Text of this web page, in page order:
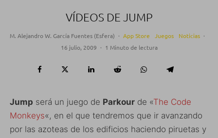
VÍDEOS DE JUMP
M. Alejandro W. García Fuentes (Esfera) · App Store Juegos Noticias ·
16 julio, 2009 · 1 Minuto de lectura
Jump será un juego de Parkour de «The Code
Monkeys«, en el que tendremos que ir avanzando
por las azoteas de los edificios haciendo piruetas y